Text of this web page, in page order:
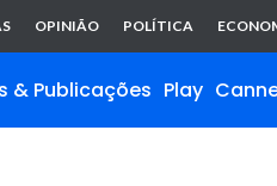
OPINIÃO POLÍTICA
& Publicações Play